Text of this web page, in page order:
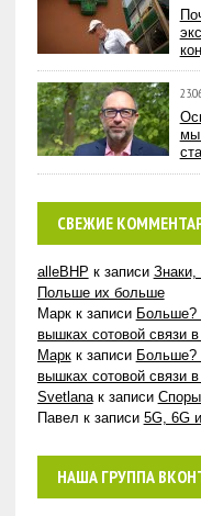
мы
СВЕЖИЕ
alleBHP к записи Знаки,
Польше их больше
Маркк записи Больше?
вышках сотовой связи
Маркк записи Больше?
вышках сотовой связи
Svetlanaк записи Споры
Павел к записи 5G, 6G
НАША ГРУППА